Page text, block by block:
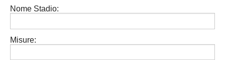
Nome Stadio:
Misure: